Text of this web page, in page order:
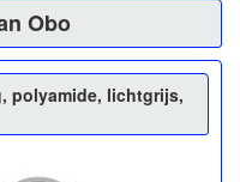
Obo
polyamide, lichtgrijs,